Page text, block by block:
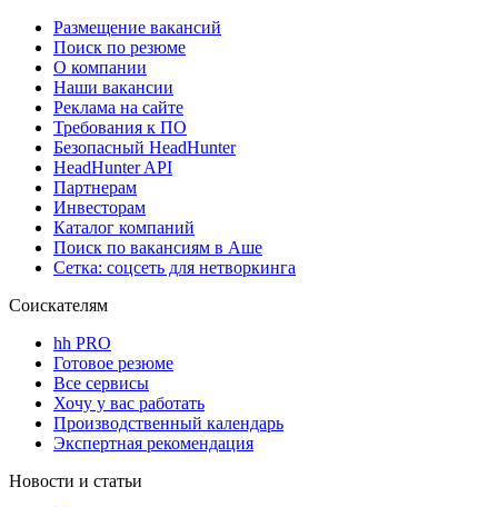
Размещение вакансий
Поиск по резюме
О компании
Наши вакансии
Реклама на сайте
Требования к ПО
Безопасный HeadHunter
HeadHunter API
Партнерам
Инвесторам
Каталог компаний
Поиск по вакансиям в Аше
Сетка: соцсеть для нетворкинга
Соискателям
hh PRO
Готовое резюме
Все сервисы
Хочу у вас работать
Производственный календарь
Экспертная рекомендация
Новости и статьи